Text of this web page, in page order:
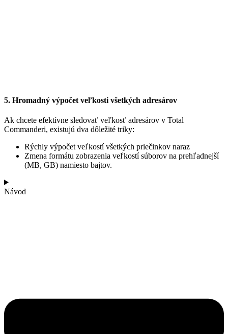
5. Hromadný výpočet veľkosti všetkých adresárov
Ak chcete efektívne sledovať veľkosť adresárov v Total
Commanderi, existujú dva dôležité triky:
Rýchly výpočet veľkostí všetkých priečinkov naraz
Zmena formátu zobrazenia veľkostí súborov na prehľadnejší
(MB, GB) namiesto bajtov.
Návod